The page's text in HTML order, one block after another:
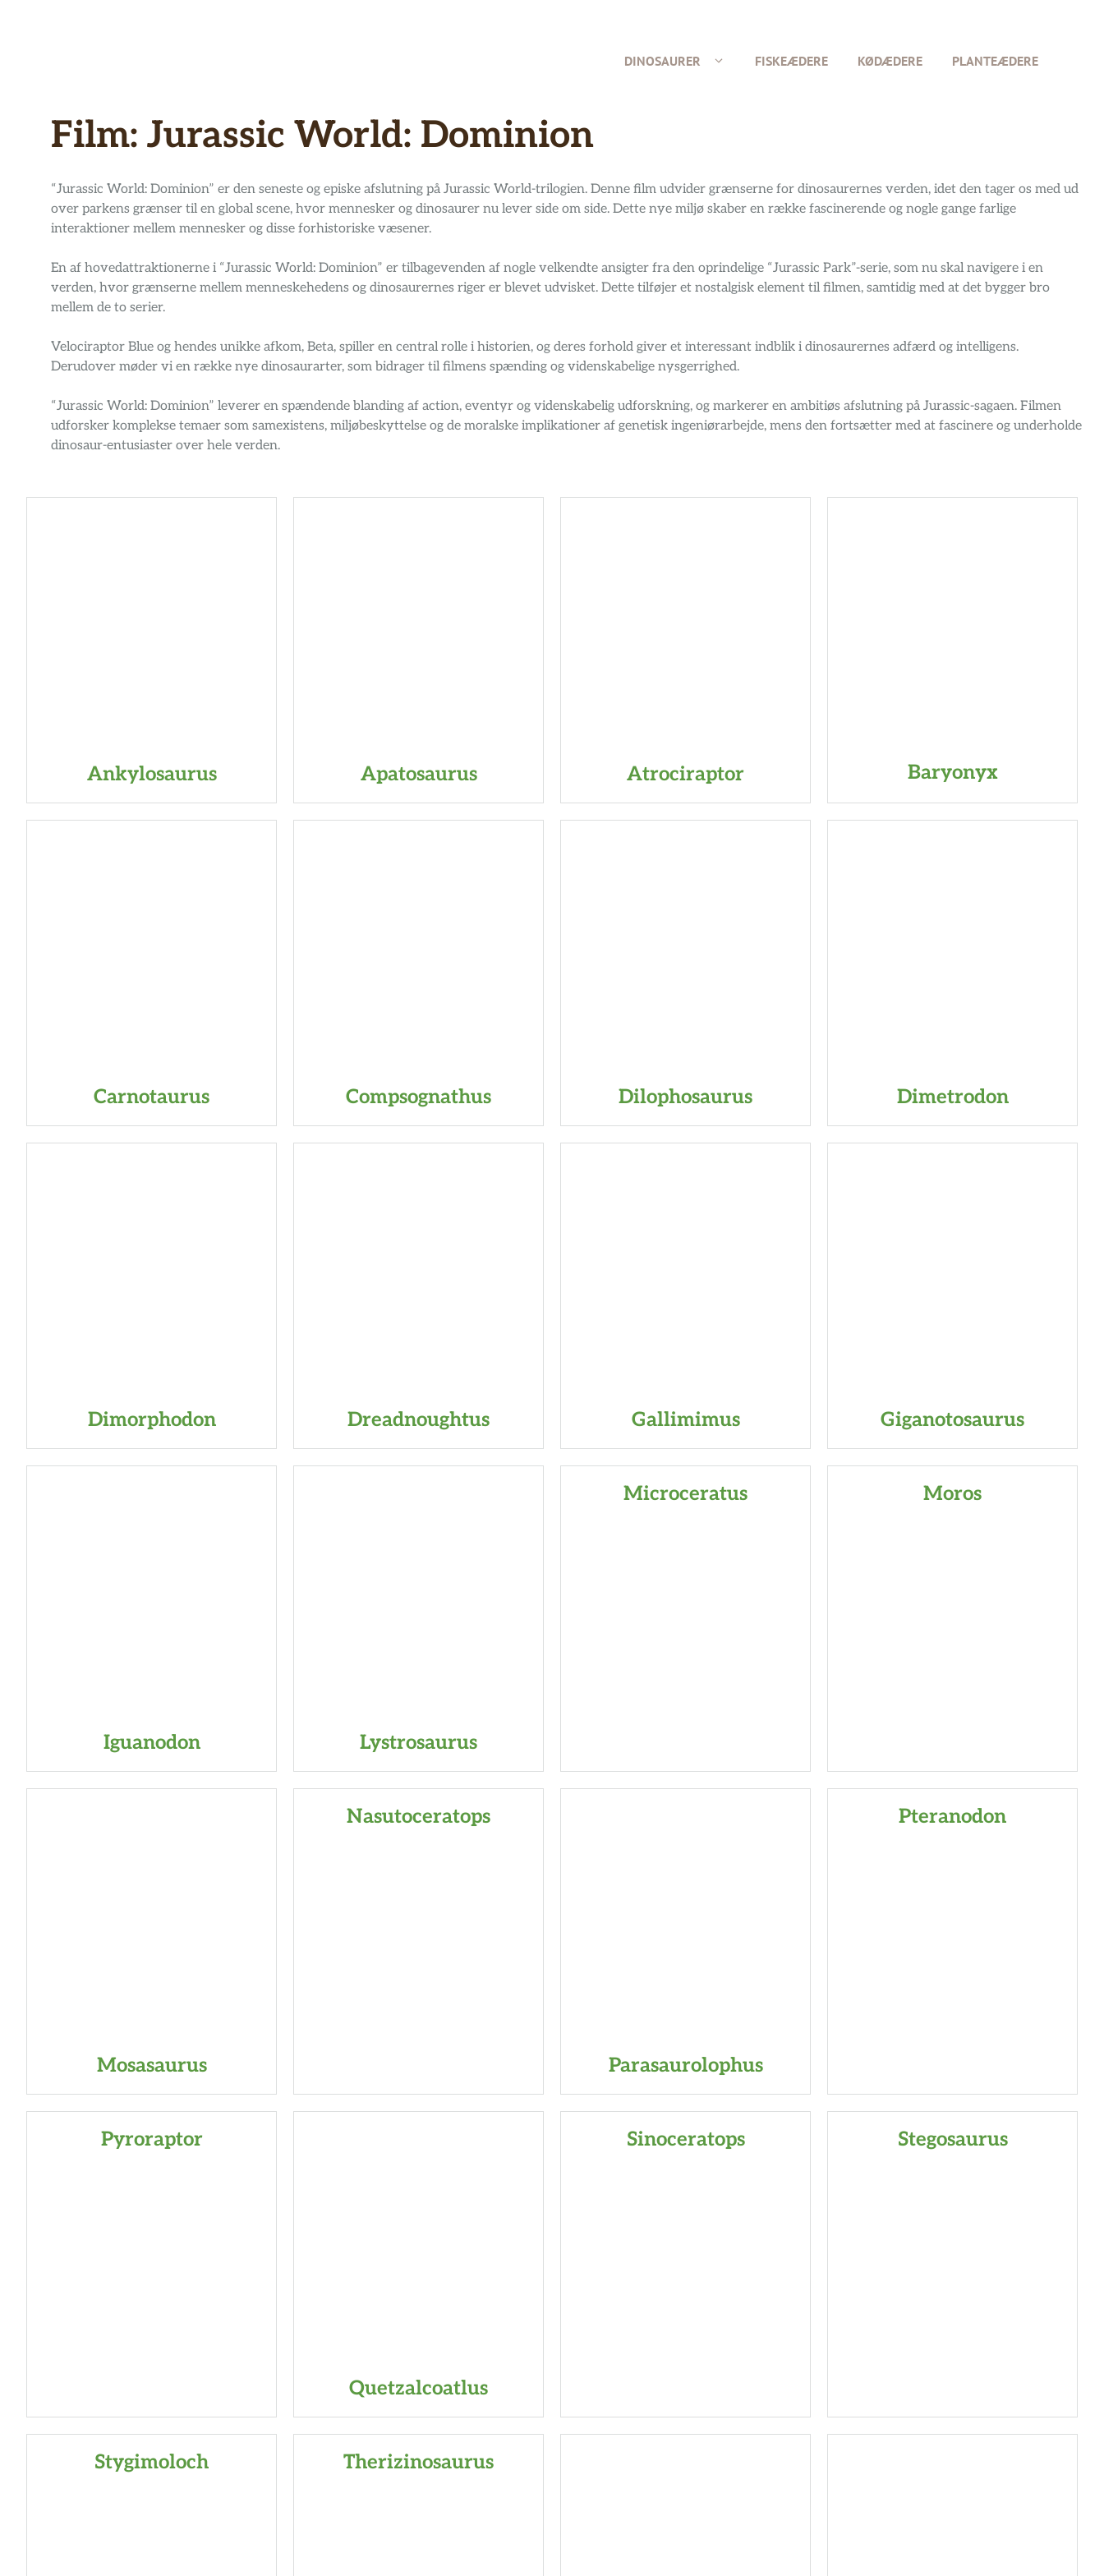
DINOSAURER FISKEÆDERE KØDÆDERE PLANTEÆDERE
Film: Jurassic World: Dominion
“Jurassic World: Dominion” er den seneste og episke afslutning på Jurassic World-trilogien. Denne film udvider grænserne for dinosaurernes verden, idet den tager os med ud
over parkens grænser til en global scene, hvor mennesker og dinosaurer nu lever side om side. Dette nye miljø skaber en række fascinerende og nogle gange farlige
interaktioner mellem mennesker og disse forhistoriske væsener.
En af hovedattraktionerne i “Jurassic World: Dominion” er tilbagevenden af nogle velkendte ansigter fra den oprindelige “Jurassic Park”-serie, som nu skal navigere i en
verden, hvor grænserne mellem menneskehedens og dinosaurernes riger er blevet udvisket. Dette tilføjer et nostalgisk element til filmen, samtidig med at det bygger bro
mellem de to serier.
Velociraptor Blue og hendes unikke afkom, Beta, spiller en central rolle i historien, og deres forhold giver et interessant indblik i dinosaurernes adfærd og intelligens.
Derudover møder vi en række nye dinosaurarter, som bidrager til filmens spænding og videnskabelige nysgerrighed.
“Jurassic World: Dominion” leverer en spændende blanding af action, eventyr og videnskabelig udforskning, og markerer en ambitiøs afslutning på Jurassic-sagaen. Filmen
udforsker komplekse temaer som samexistens, miljøbeskyttelse og de moralske implikationer af genetisk ingeniørarbejde, mens den fortsætter med at fascinere og underholde
dinosaur-entusiaster over hele verden.
Ankylosaurus Apatosaurus Atrociraptor Baryonyx
Carnotaurus Compsognathus Dilophosaurus Dimetrodon
Dimorphodon Dreadnoughtus Gallimimus Giganotosaurus
Iguanodon Lystrosaurus
Microceratus Moros
Mosasaurus
Nasutoceratops
Parasaurolophus
Pteranodon
Pyroraptor
Quetzalcoatlus
Sinoceratops Stegosaurus
Stygimoloch Therizinosaurus